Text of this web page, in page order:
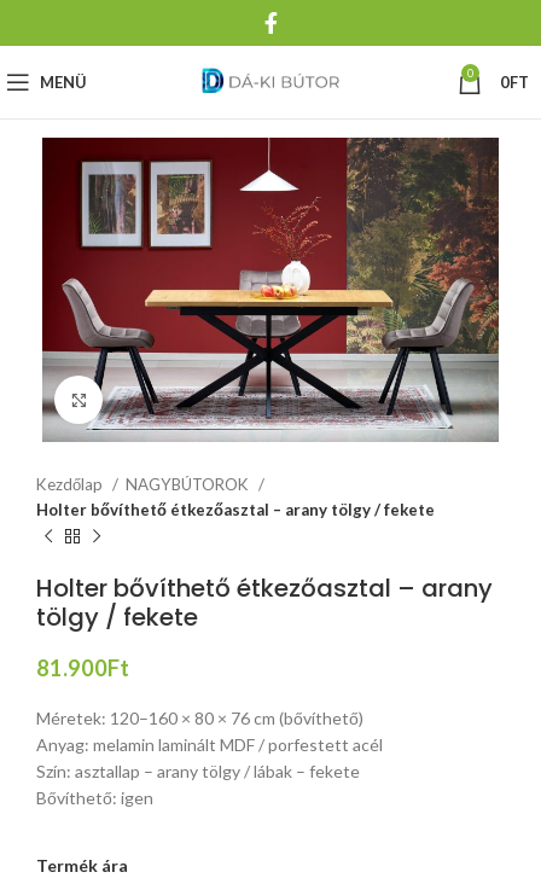
MENÜ 0 0FT
Click to enlarge
Kezdőlap
NAGYBÚTOROK
Holter bővíthető étkezőasztal – arany tölgy / fekete
Holter bővíthető étkezőasztal – arany
tölgy / fekete
81.900Ft
Méretek: 120–160 × 80 × 76 cm (bővíthető)
Anyag: melamin laminált MDF / porfestett acél
Szín: asztallap – arany tölgy / lábak – fekete
Bővíthető: igen
Termék ára